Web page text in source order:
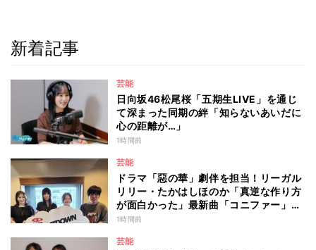
新着記事
芸能
日向坂46松尾桜「五期生LIVE」を通じ
て深まった同期の絆「知らないあいだに
心の距離が…」
1時間前
芸能
ドラマ「惡の華」劇伴を担当！リーガル
リリー・たかはしほのか「真逆な作り方
が面白かった」最新曲「コニファー」制
作秘話も
1時間前
芸能